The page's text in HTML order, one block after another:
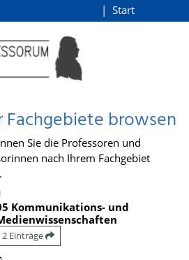
Start
Fachgebiete browsen
Sie die Professoren und
nach Ihrem Fachgebiet
Kommunikations- und
2 Einträge